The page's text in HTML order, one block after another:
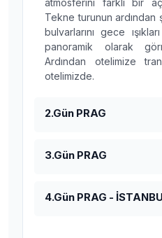
atmosferini farklı bir
Tekne turunun
bulvarlarını gece
panoramik olarak
Ardından otelimize
otelimizde.
2.Gün PRAG
3.Gün PRAG
4.Gün PRAG -